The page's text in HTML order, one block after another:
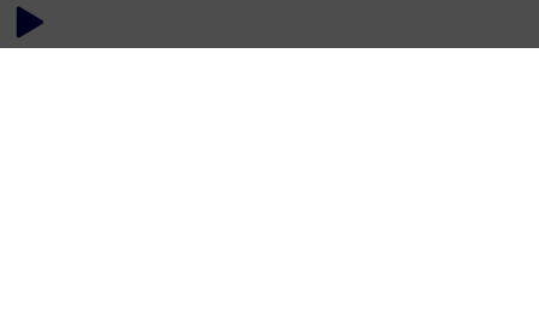
Commentaires